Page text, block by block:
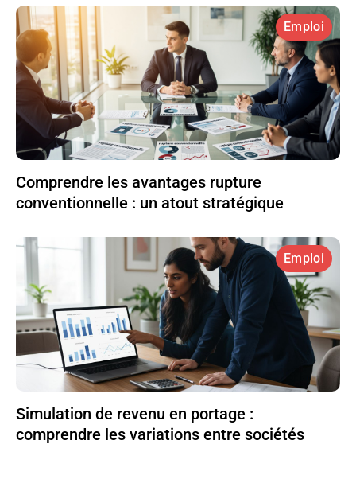
Emploi
Comprendre les avantages rupture
conventionnelle : un atout stratégique
Emploi
Simulation de revenu en portage :
comprendre les variations entre sociétés